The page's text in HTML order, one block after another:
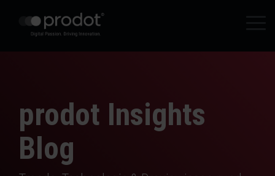
Hauptinhalt
springen.
prodot Insights
Blog